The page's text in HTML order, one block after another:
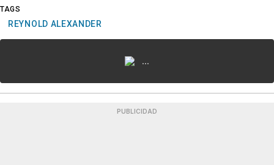
TAGS
REYNOLD ALEXANDER
...
PUBLICIDAD